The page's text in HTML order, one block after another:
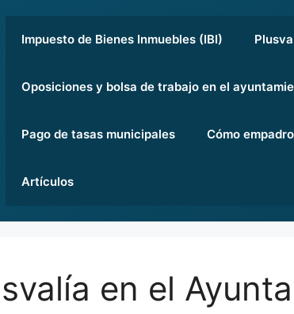
Impuesto de Bienes Inmuebles (IBI)
Oposiciones y bolsa de trabajo en el
Pago de tasas municipales Cómo
Artículos
en el